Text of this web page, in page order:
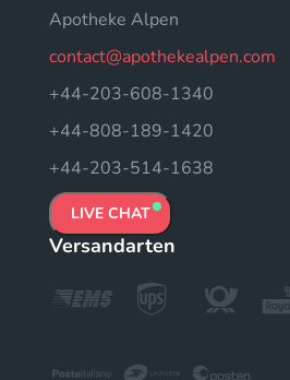
Apotheke Alpen
contact@apothekealpen.com
+44-203-608-1340
+44-808-189-1420
+44-203-514-1638
LIVE CHAT
Versandarten